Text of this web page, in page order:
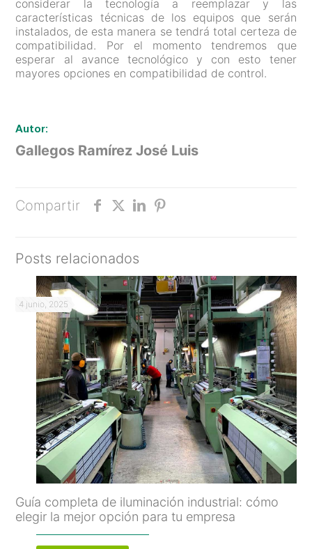
considerar la tecnología a reemplazar y las
características técnicas de los equipos que serán
instalados, de esta manera se tendrá total certeza de
compatibilidad. Por el momento tendremos que
esperar al avance tecnológico y con esto tener
mayores opciones en compatibilidad de control.
Autor:
Gallegos Ramírez José Luis
Compartir
Posts relacionados
4 junio, 2025
Guía completa de iluminación industrial: cómo
elegir la mejor opción para tu empresa